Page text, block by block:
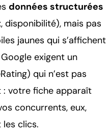
données structurées
disponibilité), mais pas
jaunes qui s’affichent
exigent un
qui n’est pas
: votre fiche apparaît
concurrents, eux,
clics.